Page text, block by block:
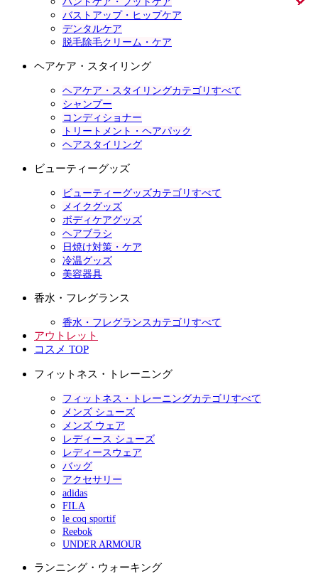
バストアップ・ヒップケア
デンタルケア
脱毛除毛クリーム・ケア
ヘアケア・スタイリング
ヘアケア・スタイリングカテゴリすべて
シャンプー
コンディショナー
トリートメント・ヘアパック
ヘアスタイリング
ビューティーグッズ
ビューティーグッズカテゴリすべて
メイクグッズ
ボディケアグッズ
ヘアブラシ
日焼け対策・ケア
冷温グッズ
美容器具
香水・フレグランス
香水・フレグランスカテゴリすべて
アウトレット
コスメ TOP
フィットネス・トレーニング
フィットネス・トレーニングカテゴリすべて
メンズ シューズ
メンズ ウェア
レディース シューズ
レディースウェア
バッグ
アクセサリー
adidas
FILA
le coq sportif
Reebok
UNDER ARMOUR
ランニング・ウォーキング